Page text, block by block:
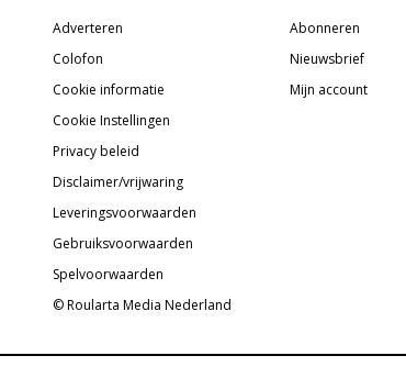
Adverteren
Colofon
Cookie informatie
Cookie Instellingen
Privacy beleid
Disclaimer/vrijwaring
Leveringsvoorwaarden
Gebruiksvoorwaarden
Spelvoorwaarden
© Roularta Media Nederland
Abonneren
Nieuwsbrief
Mijn account